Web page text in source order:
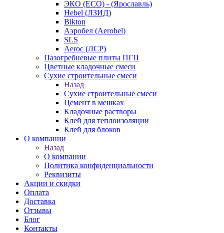
ЭКО (ECO) - (Ярославль)
Hebel (ЛЗИД)
Bikton
Аэробел (Aerobel)
SLS
Aeroc (ЛСР)
Пазогребневые плиты ПГП
Цветные кладочные смеси
Сухие строительные смеси
Назад
Сухие строительные смеси
Цемент в мешках
Кладочные растворы
Клей для теплоизоляции
Клей для блоков
О компании
Назад
О компании
Политика конфиденциальности
Реквизиты
Акции и скидки
Оплата
Доставка
Отзывы
Блог
Контакты